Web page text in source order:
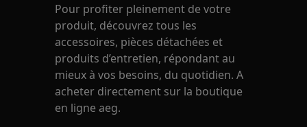
Pour profiter pleinement de votre
produit, découvrez tous les
accessoires, pièces détachées et
produits d’entretien, répondant au
mieux à vos besoins, du quotidien. A
acheter directement sur la boutique
en ligne aeg.